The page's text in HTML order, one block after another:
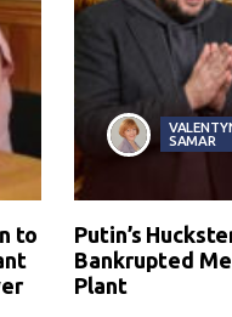
to
SAMAR
Putin’s
Bankrupted
Plant